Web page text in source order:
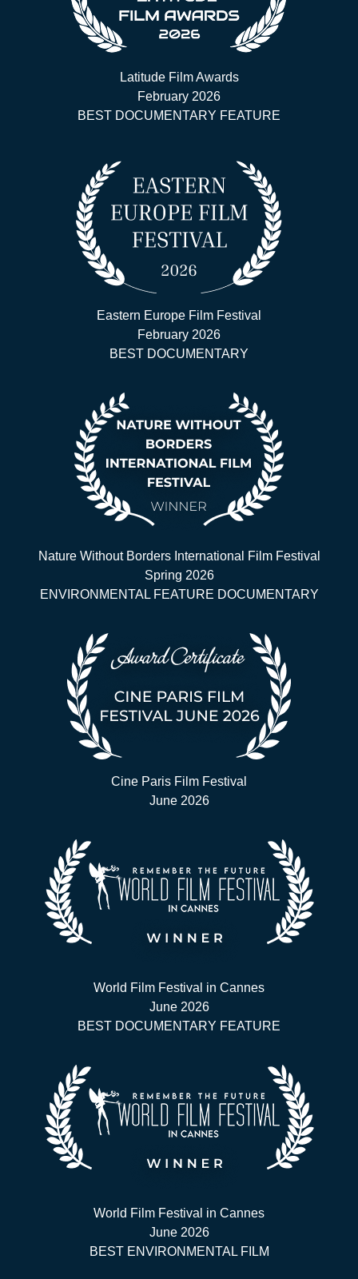
Latitude Film Awards
February 2026
BEST DOCUMENTARY FEATURE
Eastern Europe Film Festival
February 2026
BEST DOCUMENTARY
Nature Without Borders International Film Festival
Spring 2026
ENVIRONMENTAL FEATURE DOCUMENTARY
Cine Paris Film Festival
June 2026
World Film Festival in Cannes
June 2026
BEST DOCUMENTARY FEATURE
World Film Festival in Cannes
June 2026
BEST ENVIRONMENTAL FILM